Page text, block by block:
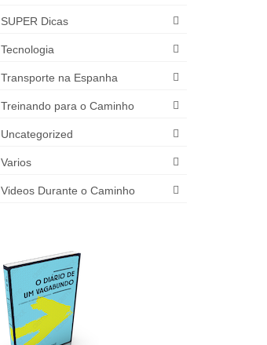
SUPER Dicas
Tecnologia
Transporte na Espanha
Treinando para o Caminho
Uncategorized
Varios
Videos Durante o Caminho